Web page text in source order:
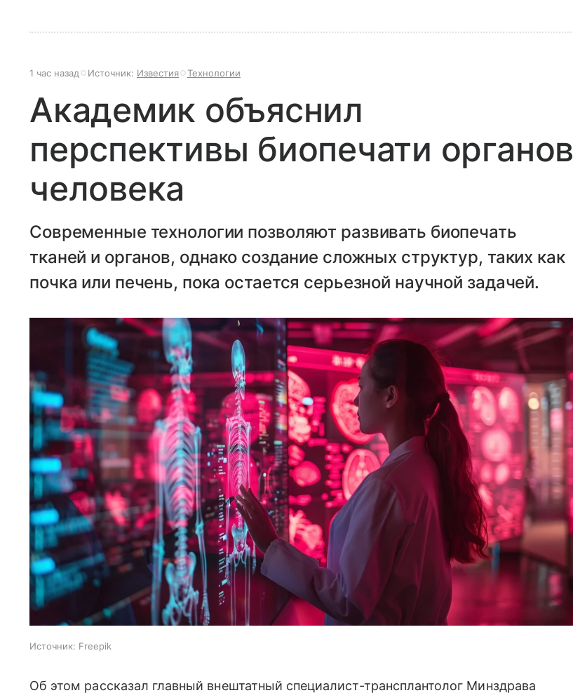
1 час назад Источник: Известия Технологии
Академик объяснил
перспективы биопечати органов
человека
Современные технологии позволяют развивать биопечать
тканей и органов, однако создание сложных структур, таких как
почка или печень, пока остается серьезной научной задачей.
Источник: Freepik
Об этом рассказал главный внештатный специалист-трансплантолог Минздрава